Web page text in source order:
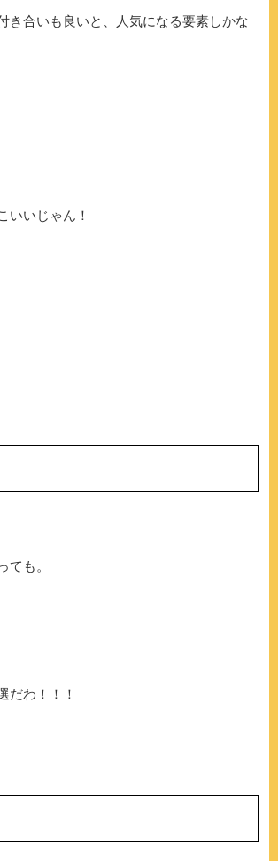
き合いも良いと、人気になる要素しかな
いいじゃん！
も。
だわ！！！